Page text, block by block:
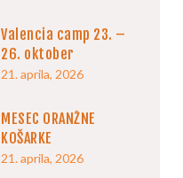
Valencia camp 23. –
26. oktober
21. aprila, 2026
MESEC ORANŽNE
KOŠARKE
21. aprila, 2026